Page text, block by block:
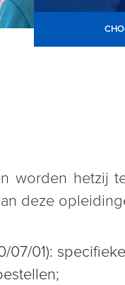
worden hetzij
deze
07/01):